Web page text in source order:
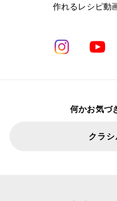
作れるレシピ動
何かお気づ
クラ